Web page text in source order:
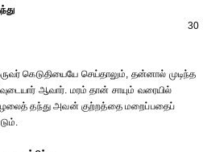
30
கெடுதியையே செய்தாலும், தன்னால் முடிந்த
ஆவார். மரம் தான் சாயும் வரையில்
தந்து அவன் குற்றத்தை மறைப்பதைப்